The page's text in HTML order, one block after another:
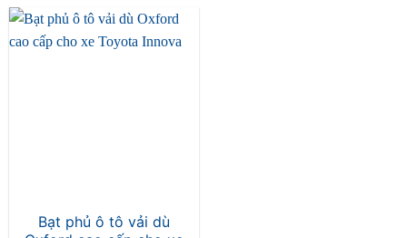
Bạt phủ ô tô vải dù